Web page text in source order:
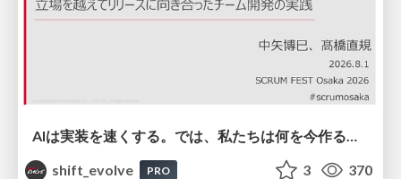
shift_evolve
PRO 3 370